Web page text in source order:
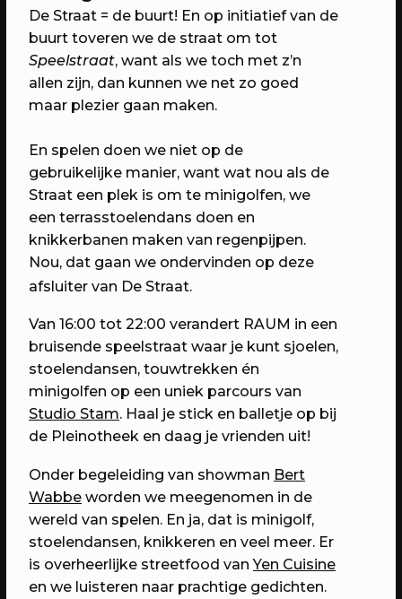
6 jaar RAUM: Vier je mee?
Een avond vol verrassingen met het
beste van RAUM
WEKEA: Grote Huisraad Veiling
Scoor en verkoop toffe spullen op de
Grote Huisraad Veiling met Emmaus
Domstad.
De Straat = de buurt! En op initiatief van de
buurt toveren we de straat om tot
Speelstraat, want als we toch met z’n
allen zijn, dan kunnen we net zo goed
maar plezier gaan maken.
En spelen doen we niet op de
gebruikelijke manier, want wat nou als de
Straat een plek is om te minigolfen, we
een terrasstoelendans doen en
knikkerbanen maken van regenpijpen.
Nou, dat gaan we ondervinden op deze
afsluiter van De Straat.
Van 16:00 tot 22:00 verandert RAUM in een
bruisende speelstraat waar je kunt sjoelen,
stoelendansen, touwtrekken én
minigolfen op een uniek parcours van
Studio Stam. Haal je stick en balletje op bij
de Pleinotheek en daag je vrienden uit!
Onder begeleiding van showman Bert
Wabbe worden we meegenomen in de
wereld van spelen. En ja, dat is minigolf,
stoelendansen, knikkeren en veel meer. Er
is overheerlijke streetfood vanYen Cuisine
en we luisteren naar prachtige gedichten.